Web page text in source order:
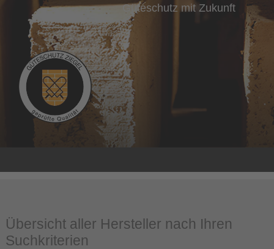
WIR BIETEN
Geprüfte Qualität mit Zertifikat
Übersicht aller Hersteller nach Ihren
Suchkriterien